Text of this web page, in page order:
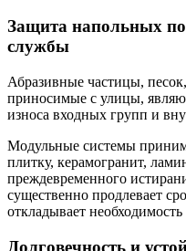
Защита напольных
службы
Абразивные частицы,
приносимые с улицы,
износа входных групп и
Модульные системы
плитку, керамогранит,
преждевременного
существенно продлевает
откладывает
Долговечность и